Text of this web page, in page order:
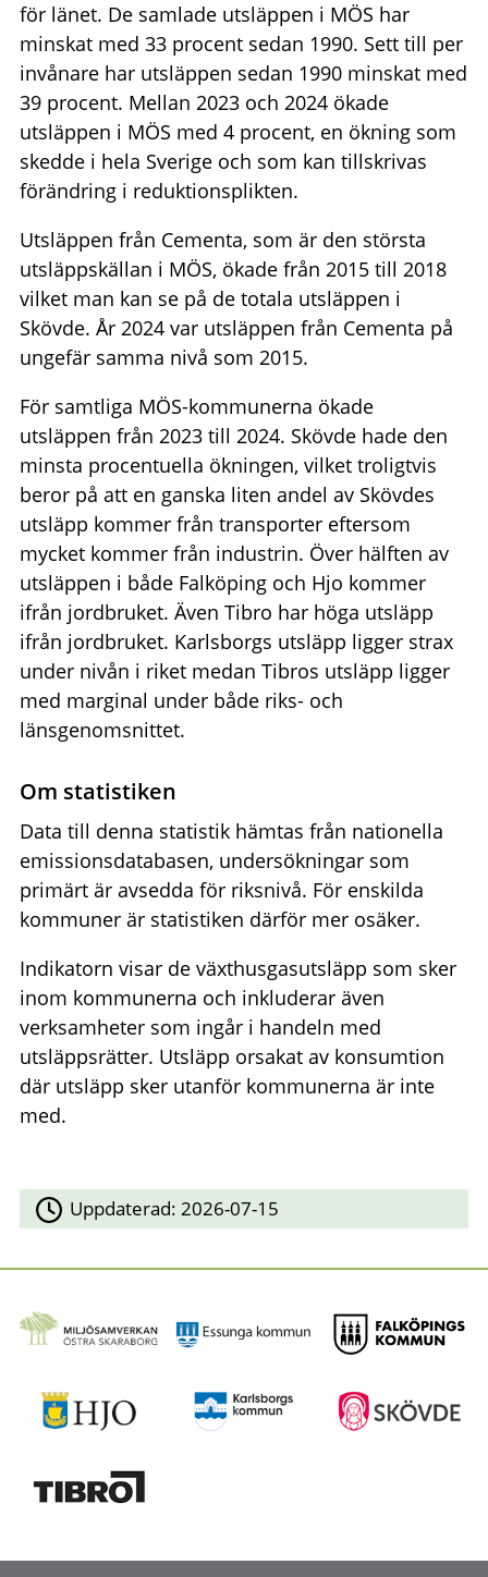
för länet. De samlade utsläppen i MÖS har
minskat med 33 procent sedan 1990. Sett till per
invånare har utsläppen sedan 1990 minskat med
39 procent. Mellan 2023 och 2024 ökade
utsläppen i MÖS med 4 procent, en ökning som
skedde i hela Sverige och som kan tillskrivas
förändring i reduktionsplikten.
Utsläppen från Cementa, som är den största
utsläppskällan i MÖS, ökade från 2015 till 2018
vilket man kan se på de totala utsläppen i
Skövde. År 2024 var utsläppen från Cementa på
ungefär samma nivå som 2015.
För samtliga MÖS-kommunerna ökade
utsläppen från 2023 till 2024. Skövde hade den
minsta procentuella ökningen, vilket troligtvis
beror på att en ganska liten andel av Skövdes
utsläpp kommer från transporter eftersom
mycket kommer från industrin. Över hälften av
utsläppen i både Falköping och Hjo kommer
ifrån jordbruket. Även Tibro har höga utsläpp
ifrån jordbruket. Karlsborgs utsläpp ligger strax
under nivån i riket medan Tibros utsläpp ligger
med marginal under både riks- och
länsgenomsnittet.
Om statistiken
Data till denna statistik hämtas från nationella
emissionsdatabasen, undersökningar som
primärt är avsedda för riksnivå. För enskilda
kommuner är statistiken därför mer osäker.
Indikatorn visar de växthusgasutsläpp som sker
inom kommunerna och inkluderar även
verksamheter som ingår i handeln med
utsläppsrätter. Utsläpp orsakat av konsumtion
där utsläpp sker utanför kommunerna är inte
med.
Uppdaterad:2026-07-15